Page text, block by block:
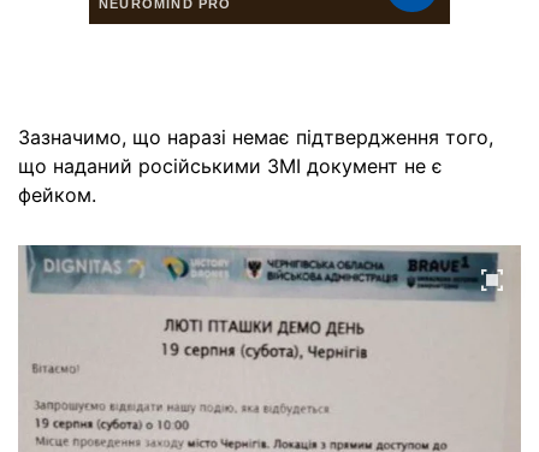
Зазначимо, що наразі немає підтвердження того,
що наданий російськими ЗМІ документ не є
фейком.